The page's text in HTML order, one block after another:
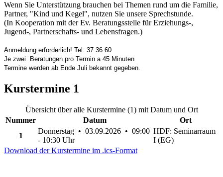
Wenn Sie Unterstützung brauchen bei Themen rund um die Familie,
Partner, "Kind und Kegel", nutzen Sie unsere Sprechstunde.
(In Kooperation mit der Ev. Beratungsstelle für Erziehungs-,
Jugend-, Partnerschafts- und Lebensfragen.)
Anmeldung erforderlich! Tel: 37 36 60
Je zwei Beratungen pro Termin a 45 Minuten
Termine werden ab Ende Juli bekannt gegeben.
Kurstermine 1
Übersicht über alle Kurstermine (1) mit Datum und Ort
Nummer
Datum
Ort
1
Donnerstag • 03.09.2026 • 09:00
- 10:30 Uhr
HDF: Seminarraum
I (EG)
Download der Kurstermine im .ics-Format